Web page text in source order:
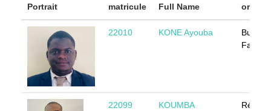
Portrait matricule Full Name
origin
22010 KONE Ayouba
Burkina
Faso
22099
KOUMBA